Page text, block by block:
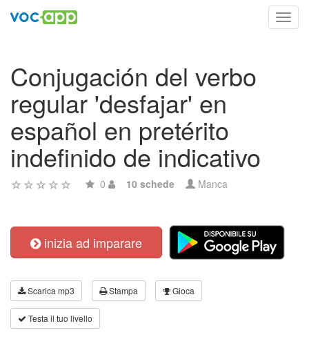
Conjugación del verbo
regular 'desfajar' en
español en pretérito
indefinido de indicativo
0 10 schede Manca
inizia ad imparare
Scarica mp3 Stampa Gioca
Testa il tuo livello